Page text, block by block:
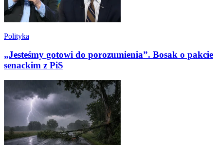
Polityka
„Jesteśmy gotowi do porozumienia”. Bosak o pakcie
senackim z PiS